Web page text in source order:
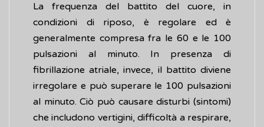
La frequenza del battito del cuore, in
condizioni di riposo, è regolare ed è
generalmente compresa fra le 60 e le 100
pulsazioni al minuto. In presenza di
fibrillazione atriale, invece, il battito diviene
irregolare e può superare le 100 pulsazioni
al minuto. Ciò può causare disturbi (sintomi)
che includono vertigini, difficoltà a respirare,